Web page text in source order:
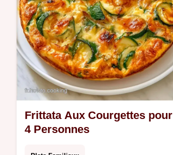
Frittata Aux Courgettes pour
4 Personnes